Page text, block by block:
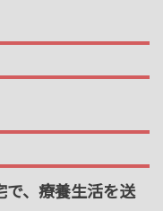
、療養生活を送